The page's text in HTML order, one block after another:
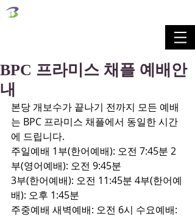
BPC 프라미스 채플 예배안
내
본당 개보수가 끝나기 전까지 모든 예배
는 BPC 프라미스 채플에서 동일한 시간
에 드립니다.
주일예배 1부(한어예배): 오전 7:45분 2
부(영어예배): 오전 9:45분
3부(한어예배): 오전 11:45분 4부(한어예
배): 오후 1:45분
주중예배 새벽예배: 오전 6시 수요예배: